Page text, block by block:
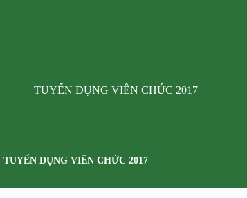
TUYỂN DỤNG VIÊN CHỨC 2017
TUYỂN DỤNG VIÊN CHỨC 2017